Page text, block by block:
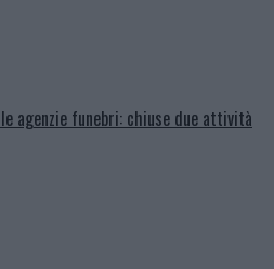
agenzie funebri: chiuse due attività